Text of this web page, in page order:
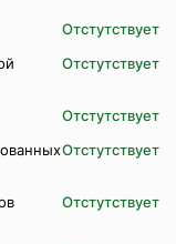
Отстутствует
Отстутствует
Отстутствует
Отстутствует
Отстутствует